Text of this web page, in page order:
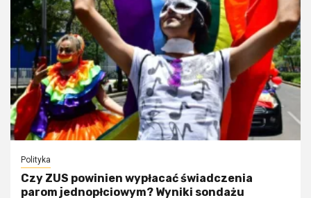
Polityka
Czy ZUS powinien wypłacać świadczenia
parom jednopłciowym? Wyniki sondażu